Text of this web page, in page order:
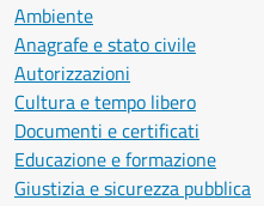
Ambiente
Anagrafe e stato civile
Autorizzazioni
Cultura e tempo libero
Documenti e certificati
Educazione e formazione
Giustizia e sicurezza pubblica